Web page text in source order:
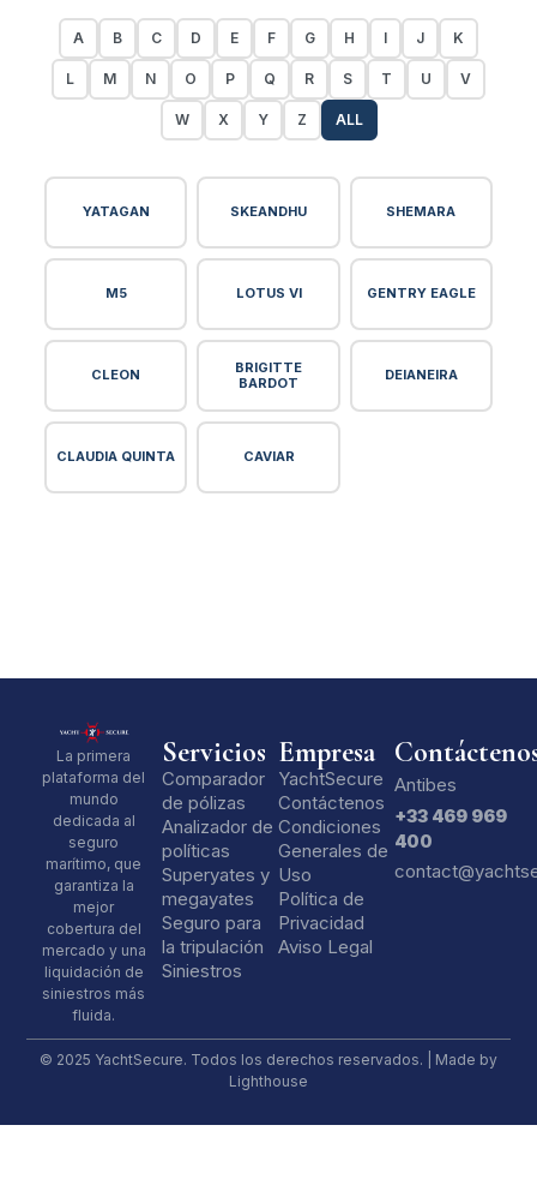
A B C D E F G H I J K
L M N O P Q R S T U V
W X Y Z ALL
YATAGAN SKEANDHU SHEMARA
M5 LOTUS VI GENTRY EAGLE
CLEON
BRIGITTE
BARDOT
DEIANEIRA
CLAUDIA QUINTA CAVIAR
La primera
plataforma del
mundo
dedicada al
seguro
marítimo, que
garantiza la
mejor
cobertura del
mercado y una
liquidación de
siniestros más
fluida.
Servicios
Comparador
de pólizas
Analizador de
políticas
Superyates y
megayates
Seguro para
la tripulación
Siniestros
Empresa
YachtSecure
Contáctenos
Condiciones
Generales de
Uso
Política de
Privacidad
Aviso Legal
Antibes
+33 469 969
400
© 2025 YachtSecure. Todos los derechos reservados. | Made by
Lighthouse